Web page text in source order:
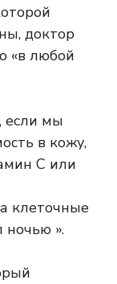
доктор
«в любой
если мы
в кожу,
С или
клеточные
ночью ».